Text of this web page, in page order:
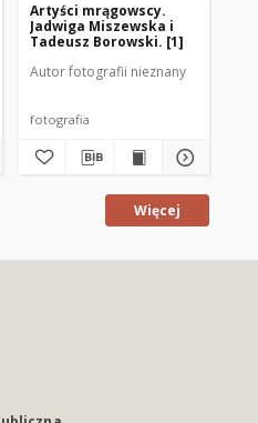
Artyści mrągowscy.
Jadwiga Miszewska i
Tadeusz Borowski. [1]
Autor fotografii nieznany
fotografia
Więcej